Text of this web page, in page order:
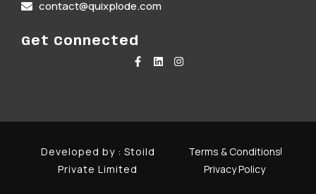
contact@quixplode.com
Get Connected
Developed by : Stoild
Private Limited
Terms & Conditions
Privacy Policy